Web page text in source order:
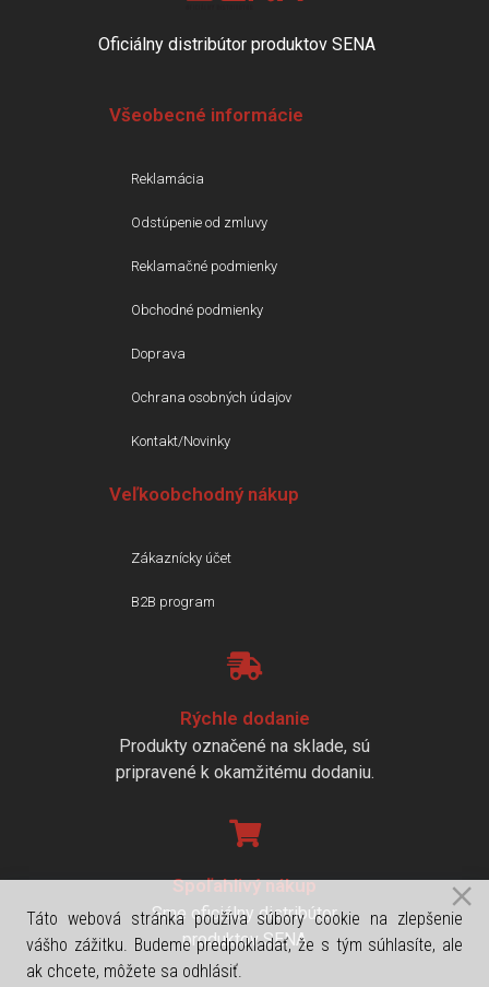
Oficiálny distribútor produktov SENA
Všeobecné informácie
Reklamácia
Odstúpenie od zmluvy
Reklamačné podmienky
Obchodné podmienky
Doprava
Ochrana osobných údajov
Kontakt/Novinky
Veľkoobchodný nákup
Zákaznícky účet
B2B program
Rýchle dodanie
Produkty označené na sklade, sú
pripravené k okamžitému dodaniu.
Spoľahlivý nákup
Sme oficiálny distribútor
produktov SENA
Táto webová stránka používa súbory cookie na zlepšenie
vášho zážitku. Budeme predpokladať, že s tým súhlasíte, ale
ak chcete, môžete sa odhlásiť.